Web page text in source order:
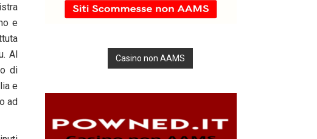
e
Al
di
e
ad
Casino non AAMS